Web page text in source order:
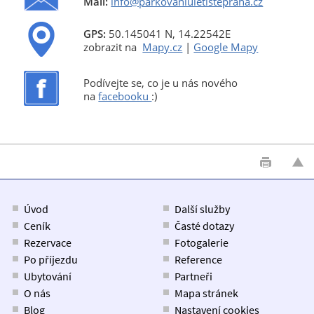
GPS: 50.145041 N, 14.22542E
zobrazit na Mapy.cz | Google Mapy
Podívejte se, co je u nás nového
nafacebooku :)
Úvod
Ceník
Rezervace
Po příjezdu
Ubytování
O nás
Blog
Další služby
Časté dotazy
Fotogalerie
Reference
Partneři
Mapa stránek
Nastavení cookies